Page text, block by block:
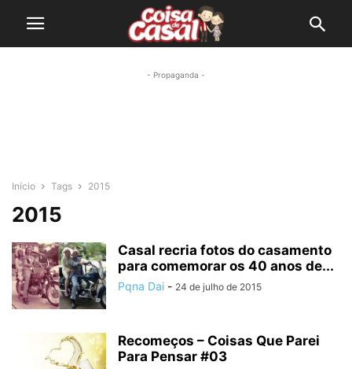
- Propaganda -
Início Tags 2015
2015
Casal recria fotos do casamento
para comemorar os 40 anos de...
Pqna Dai - 24 de julho de 2015
Recomeços – Coisas Que Parei
Para Pensar #03